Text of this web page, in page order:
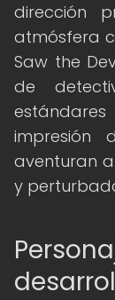
dirección
atmósfera
Saw the
de
impresión
aventuran
y